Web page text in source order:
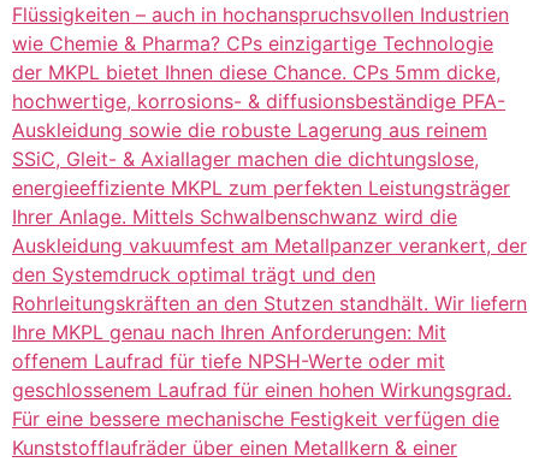
Flüssigkeiten – auch in hochanspruchsvollen Industrien
wie Chemie & Pharma? CPs einzigartige Technologie
der MKPL bietet Ihnen diese Chance. CPs 5mm dicke,
hochwertige, korrosions- & diffusionsbeständige PFA-
Auskleidung sowie die robuste Lagerung aus reinem
SSiC, Gleit- & Axiallager machen die dichtungslose,
energieeffiziente MKPL zum perfekten Leistungsträger
Ihrer Anlage. Mittels Schwalbenschwanz wird die
Auskleidung vakuumfest am Metallpanzer verankert, der
den Systemdruck optimal trägt und den
Rohrleitungskräften an den Stutzen standhält. Wir liefern
Ihre MKPL genau nach Ihren Anforderungen: Mit
offenem Laufrad für tiefe NPSH-Werte oder mit
geschlossenem Laufrad für einen hohen Wirkungsgrad.
Für eine bessere mechanische Festigkeit verfügen die
Kunststofflaufräder über einen Metallkern & einer